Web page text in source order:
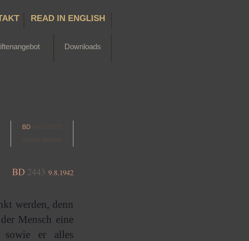
READ IN ENGLISH
Downloads
BD
BD 2443 9.8.1942
werden, denn
Mensch eine
sowie er alles